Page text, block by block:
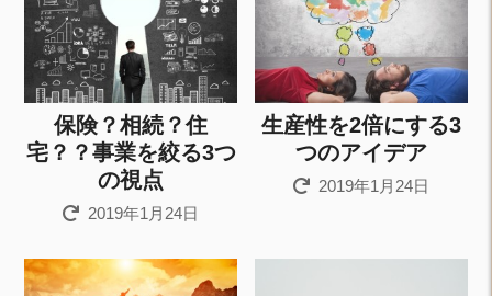
保険？相続？住
宅？？事業を絞る3つ
の視点
2019年1月24日
生産性を2倍にする3
つのアイデア
2019年1月24日